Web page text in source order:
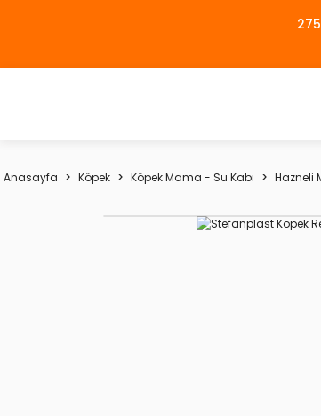
Anasayfa Köpek Köpek Mama - Su Kabı Hazneli